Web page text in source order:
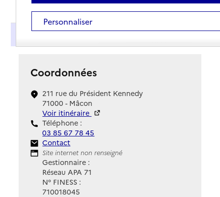
Présentation
Coordonnées
211 rue du Président Kennedy
71000 - Mâcon
Voir itinéraire
Téléphone :
03 85 67 78 45
Contact
Contact
Site Internet
Site internet non renseigné
Gestionnaire :
Réseau APA 71
N° FINESS :
710018045
Personnaliser